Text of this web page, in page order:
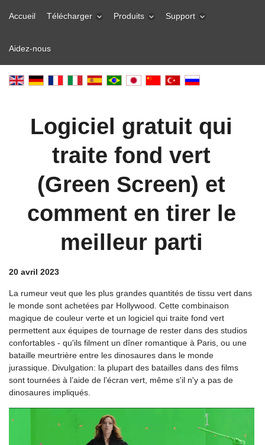
Accueil Télécharger Produits Support
Aidez-nous
Logiciel gratuit qui
traite fond vert
(Green Screen) et
comment en tirer le
meilleur parti
20 avril 2023
La rumeur veut que les plus grandes quantités de tissu vert dans
le monde sont achetées par Hollywood. Cette combinaison
magique de couleur verte et un logiciel qui traite fond vert
permettent aux équipes de tournage de rester dans des studios
confortables - qu'ils filment un dîner romantique à Paris, ou une
bataille meurtrière entre les dinosaures dans le monde
jurassique. Divulgation: la plupart des batailles dans des films
sont tournées à l’aide de l’écran vert, même s'il n'y a pas de
dinosaures impliqués.